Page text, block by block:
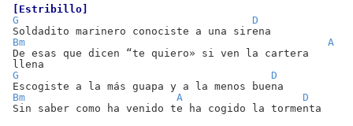
[Estribillo]
G
D
Soldadito marinero conociste a una sirena
Bm
A
De esas que dicen “te quiero» si ven la cartera
llena
G
D
Escogiste a la más guapa y a la menos buena
Bm
A
D
Sin saber como ha venido te ha cogido la tormenta